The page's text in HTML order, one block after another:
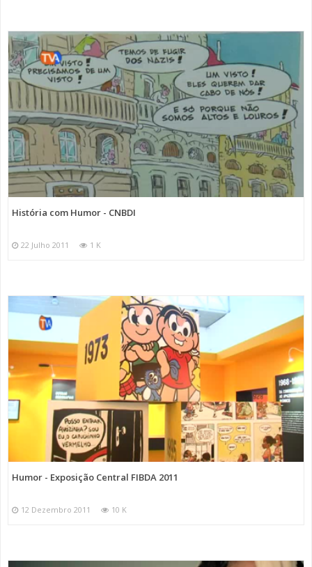
História com Humor - CNBDI
22 Julho 2011 1 K
Humor - Exposição Central FIBDA 2011
12 Dezembro 2011 10 K